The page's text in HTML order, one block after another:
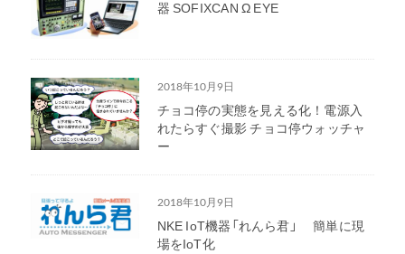
器 SOFIXCAN Ω EYE
2018年10月9日
チョコ停の実態を見える化！電源入
れたらすぐ撮影 チョコ停ウォッチャ
ー
2018年10月9日
NKE IoT機器「れんら君」 簡単に現
場をIoT化